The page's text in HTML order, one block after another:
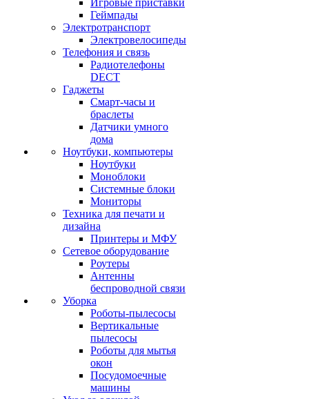
Игровые приставки
Геймпады
Электротранспорт
Электровелосипеды
Телефония и связь
Радиотелефоны
DECT
Гаджеты
Смарт-часы и
браслеты
Датчики умного
дома
Ноутбуки, компьютеры
Ноутбуки
Моноблоки
Системные блоки
Мониторы
Техника для печати и
дизайна
Принтеры и МФУ
Сетевое оборудование
Роутеры
Антенны
беспроводной связи
Уборка
Роботы-пылесосы
Вертикальные
пылесосы
Роботы для мытья
окон
Посудомоечные
машины